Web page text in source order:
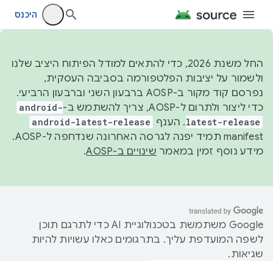
היכנס
החל משנת 2026, כדי להתאים למודל הפיתוח היציב שלנו
ולשמור על יציבות הפלטפורמה בסביבה העסקית,
נפרסם קוד מקור ב-AOSP ברבעון השני וברבעון הרביעי.
כדי ליצור ולתרום ל-AOSP, צריך להשתמש ב-
android-
latest-release. הענף android-latest-release
manifest תמיד יפנה לגרסה האחרונה שנדחפה ל-AOSP.
מידע נוסף זמין במאמר שינויים ב-AOSP .
‫Google משתמשת בטכנולוגיית AI כדי לתרגם תוכן
לשפה המועדפת עליך. בתרגומים כאלו עשויות להיות
שגיאות.